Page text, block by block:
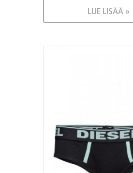
LUE LISÄÄ »